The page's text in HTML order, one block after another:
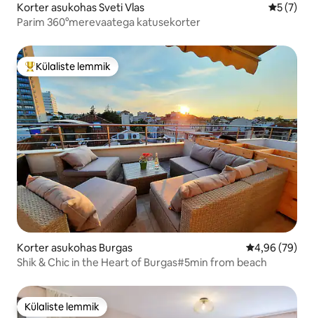
Korter asukohas Sveti Vlas
5 (7)
Parim 360°merevaatega katusekorter
Külaliste suur lemmik
Külaliste lemmik
Korter asukohas Burgas Keskmine
4,96 (79)
Shik & Chic in the Heart of Burgas#5min from beach
Külaliste lemmik
Külaliste lemmik